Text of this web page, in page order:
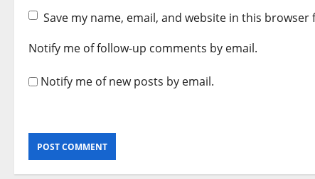
Save my name, email, and website in this
Notify me of follow-up comments by email.
Notify me of new posts by email.